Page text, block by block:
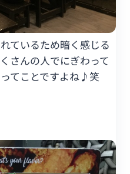
ているため暗く感じる
さんの人でにぎわって
てことですよね♪笑